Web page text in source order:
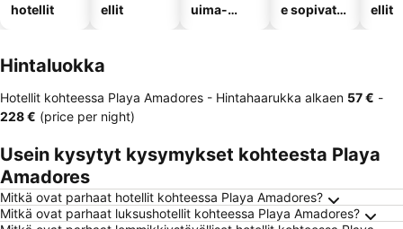
hotellit
ellit
uima-
e sopivat
ellit
Hintaluokka
Hotellit kohteessa Playa Amadores - Hintahaarukka alkaen ‎57 € -
‎228 € (price per night)
Usein kysytyt kysymykset kohteesta Playa
Amadores
Mitkä ovat parhaat hotellit kohteessa Playa Amadores?
Mitkä ovat parhaat luksushotellit kohteessa Playa Amadores?